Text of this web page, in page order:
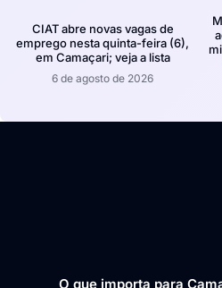
CIAT abre novas vagas de
emprego nesta quinta-feira (6),
em Camaçari; veja a lista
6 de agosto de 2026
O que importa para